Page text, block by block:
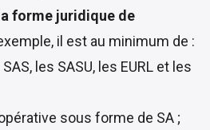
forme juridique de
il est au minimum de :
les SASU, les EURL et les
sous forme de SA ;